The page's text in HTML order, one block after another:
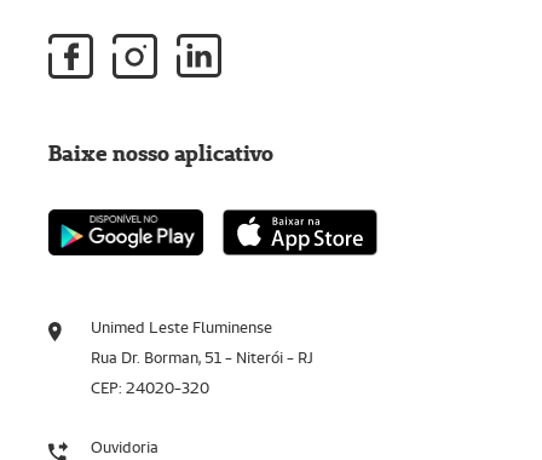
Unimed Leste Fluminense
Rua Dr. Borman, 51 - Niterói - RJ
CEP: 24020-320
Ouvidoria
Baixe nosso aplicativo